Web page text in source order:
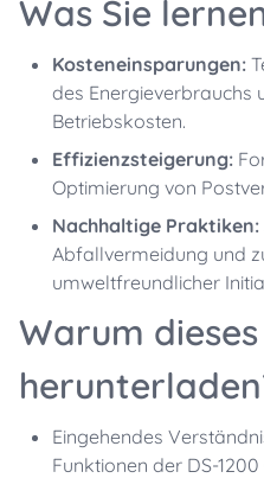
Was Sie
Kosteneinsparungen:
des Energieverbrauchs
Betriebskosten.
Effizienzsteigerung:
Optimierung von
Nachhaltige Praktiken:
Abfallvermeidung und
umweltfreundlicher
Warum
Eingehendes
Funktionen der DS-1200